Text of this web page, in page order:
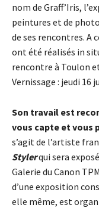
nom de Graff’Iris,
peintures et de
de ses rencontres.
ont été réalisés in
rencontre à Toulon
Vernissage : jeudi 16
Son travail est
vous capte et vous
s’agit de l’artiste
Stylerqui sera
Galerie du Canon
d’une exposition
elle même, est